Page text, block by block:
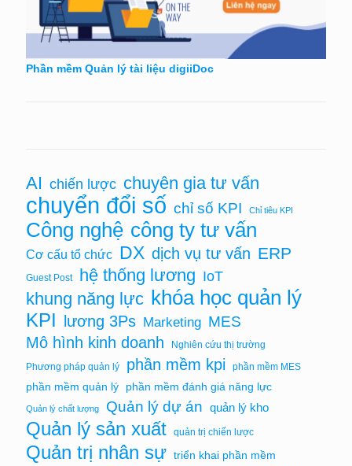
Phần mềm Quản lý tài liệu digiiDoc
AI chiến lược chuyên gia tư vấn
chuyển đổi số chỉ số KPI Chỉ tiêu KPI
Công nghệ công ty tư vấn
Cơ cấu tổ chức DX dịch vụ tư vấn ERP
Guest Post hệ thống lương IoT
khung năng lực khóa học quản lý
KPI lương 3Ps Marketing MES
Mô hình kinh doanh
Nghiên cứu thị trường
Phương pháp quản lý
phần mềm kpi phần mềm MES
phần mềm quản lý phần mềm đánh giá năng lực
Quản lý chất lượng Quản lý dự án quản lý kho
Quản lý sản xuất quản trị chiến lược
Quản trị nhân sự triển khai phần mềm